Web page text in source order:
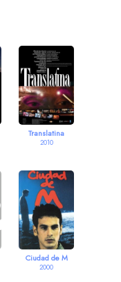
Translatina
2010
Ciudad de M
2000